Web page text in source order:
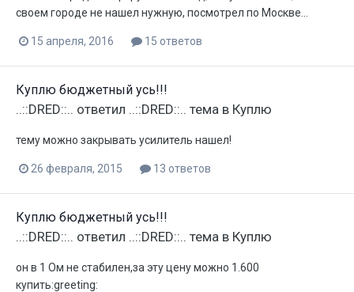
своем городе не нашел нужную, посмотрел по Москве...
15 апреля, 2016 15 ответов
Куплю бюджетный усь!!!
..::DRED::.. ответил ..::DRED::.. тема в Куплю
тему можно закрывать усилитель нашел!
26 февраля, 2015 13 ответов
Куплю бюджетный усь!!!
..::DRED::.. ответил ..::DRED::.. тема в Куплю
он в 1 Ом не стабилен,за эту цену можно 1.600
купить:greeting: